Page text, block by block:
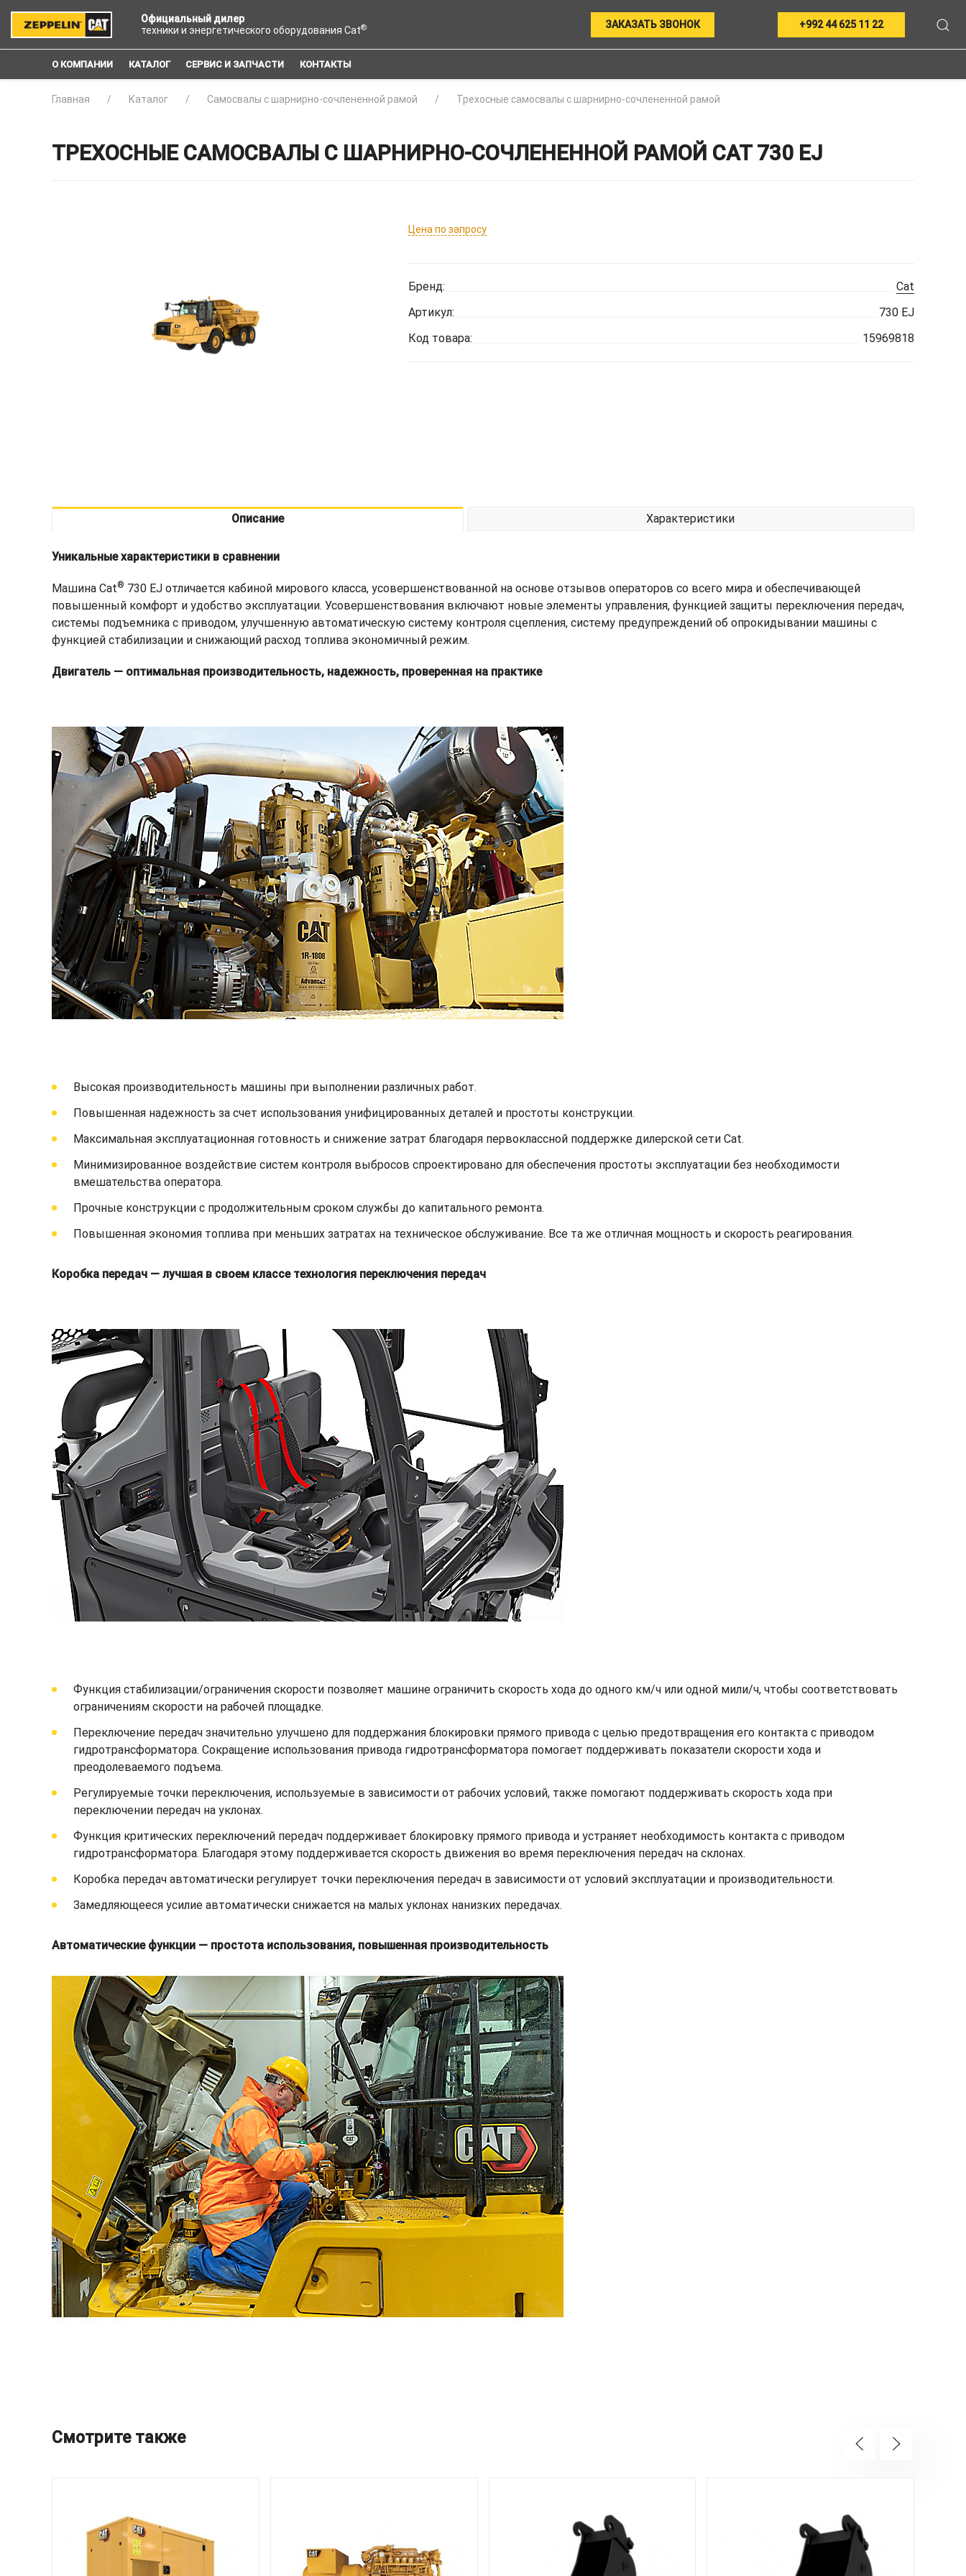
Официальный дилер
техники и энергетического оборудования Cat® ЗАКАЗАТЬ ЗВОНОК +992 44 625 11 22
О КОМПАНИИ КАТАЛОГ СЕРВИС И ЗАПЧАСТИ КОНТАКТЫ
Главная Каталог Самосвалы с шарнирно-сочлененной рамой Трехосные самосвалы с шарнирно-сочлененной рамой
ТРЕХОСНЫЕ САМОСВАЛЫ С ШАРНИРНО-СОЧЛЕНЕННОЙ РАМОЙ CAT 730 EJ
Цена по запросу
Бренд:
Cat
Артикул:
730 EJ
Код товара:
15969818
Описание Характеристики
Уникальные характеристики в сравнении
Машина Cat® 730 EJ отличается кабиной мирового класса, усовершенствованной на основе отзывов операторов со всего мира и обеспечивающей
повышенный комфорт и удобство эксплуатации. Усовершенствования включают новые элементы управления, функцией защиты переключения передач,
системы подъемника с приводом, улучшенную автоматическую систему контроля сцепления, систему предупреждений об опрокидывании машины с
функцией стабилизации и снижающий расход топлива экономичный режим.
Двигатель — оптимальная производительность, надежность, проверенная на практике
Высокая производительность машины при выполнении различных работ.
Повышенная надежность за счет использования унифицированных деталей и простоты конструкции.
Максимальная эксплуатационная готовность и снижение затрат благодаря первоклассной поддержке дилерской сети Cat.
Минимизированное воздействие систем контроля выбросов спроектировано для обеспечения простоты эксплуатации без необходимости
вмешательства оператора.
Прочные конструкции с продолжительным сроком службы до капитального ремонта.
Повышенная экономия топлива при меньших затратах на техническое обслуживание. Все та же отличная мощность и скорость реагирования.
Коробка передач — лучшая в своем классе технология переключения передач
Функция стабилизации/ограничения скорости позволяет машине ограничить скорость хода до одного км/ч или одной мили/ч, чтобы соответствовать
ограничениям скорости на рабочей площадке.
Переключение передач значительно улучшено для поддержания блокировки прямого привода с целью предотвращения его контакта с приводом
гидротрансформатора. Сокращение использования привода гидротрансформатора помогает поддерживать показатели скорости хода и
преодолеваемого подъема.
Регулируемые точки переключения, используемые в зависимости от рабочих условий, также помогают поддерживать скорость хода при
переключении передач на уклонах.
Функция критических переключений передач поддерживает блокировку прямого привода и устраняет необходимость контакта с приводом
гидротрансформатора. Благодаря этому поддерживается скорость движения во время переключения передач на склонах.
Коробка передач автоматически регулирует точки переключения передач в зависимости от условий эксплуатации и производительности.
Замедляющееся усилие автоматически снижается на малых уклонах нанизких передачах.
Автоматические функции — простота использования, повышенная производительность
Смотрите также